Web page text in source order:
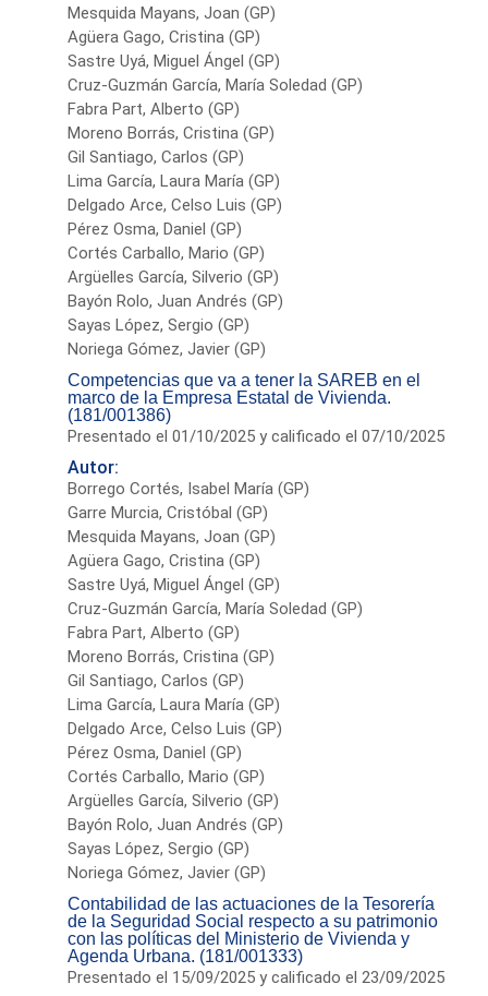
Mesquida Mayans, Joan (GP)
Agüera Gago, Cristina (GP)
Sastre Uyá, Miguel Ángel (GP)
Cruz-Guzmán García, María Soledad (GP)
Fabra Part, Alberto (GP)
Moreno Borrás, Cristina (GP)
Gil Santiago, Carlos (GP)
Lima García, Laura María (GP)
Delgado Arce, Celso Luis (GP)
Pérez Osma, Daniel (GP)
Cortés Carballo, Mario (GP)
Argüelles García, Silverio (GP)
Bayón Rolo, Juan Andrés (GP)
Sayas López, Sergio (GP)
Noriega Gómez, Javier (GP)
Competencias que va a tener la SAREB en el
marco de la Empresa Estatal de Vivienda.
(181/001386)
Presentado el 01/10/2025 y calificado el 07/10/2025
Autor:
Borrego Cortés, Isabel María (GP)
Garre Murcia, Cristóbal (GP)
Mesquida Mayans, Joan (GP)
Agüera Gago, Cristina (GP)
Sastre Uyá, Miguel Ángel (GP)
Cruz-Guzmán García, María Soledad (GP)
Fabra Part, Alberto (GP)
Moreno Borrás, Cristina (GP)
Gil Santiago, Carlos (GP)
Lima García, Laura María (GP)
Delgado Arce, Celso Luis (GP)
Pérez Osma, Daniel (GP)
Cortés Carballo, Mario (GP)
Argüelles García, Silverio (GP)
Bayón Rolo, Juan Andrés (GP)
Sayas López, Sergio (GP)
Noriega Gómez, Javier (GP)
Contabilidad de las actuaciones de la Tesorería
de la Seguridad Social respecto a su patrimonio
con las políticas del Ministerio de Vivienda y
Agenda Urbana. (181/001333)
Presentado el 15/09/2025 y calificado el 23/09/2025